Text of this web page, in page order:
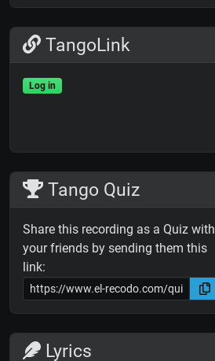
TangoLink
Log in
Tango Quiz
Share this recording as a Quiz with
your friends by sending them this
link:
Lyrics